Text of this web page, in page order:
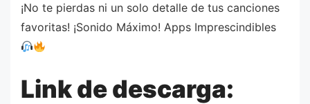
¡No te pierdas ni un solo detalle de tus canciones
favoritas! ¡Sonido Máximo! Apps Imprescindibles
Link de descarga: